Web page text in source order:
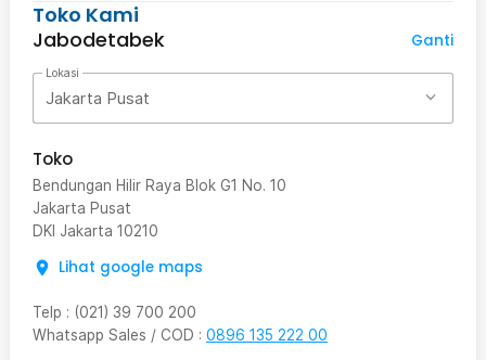
Toko Kami
Jabodetabek
Ganti
Lokasi
Jakarta Pusat
Toko
Bendungan Hilir Raya Blok G1 No. 10
Jakarta Pusat
DKI Jakarta 10210
Lihat google maps
Telp : (021) 39 700 200
Whatsapp Sales / COD : 0896 135 222 00